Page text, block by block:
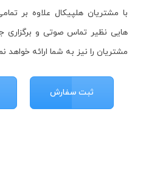
با مشتریان هلپیکال علاوه بر
هایی نظیر تماس صوتی و برگزاری
مشتریان را نیز به شما ارائه خواهد
ثبت سفارش